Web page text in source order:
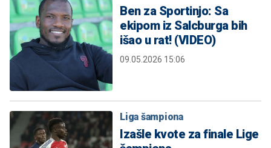
Ben za Sportinjo: Sa
ekipom iz Salcburga bih
išao u rat! (VIDEO)
09.05.2026 15:06
Liga šampiona
Izašle kvote za finale Lige